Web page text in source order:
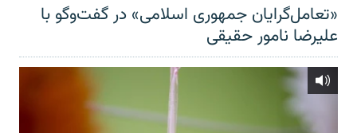
«تعامل‌گرایان جمهوری اسلامی» در گفت‌وگو با
علیرضا نامور حقیقی